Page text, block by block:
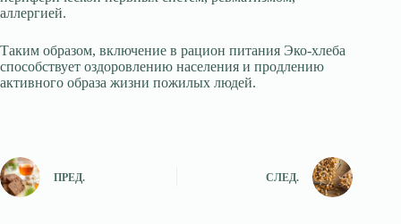
аллергией.
Таким образом, включение в рацион питания Эко-хлеба
способствует оздоровлению населения и продлению
активного образа жизни пожилых людей.
ПРЕД. СЛЕД.